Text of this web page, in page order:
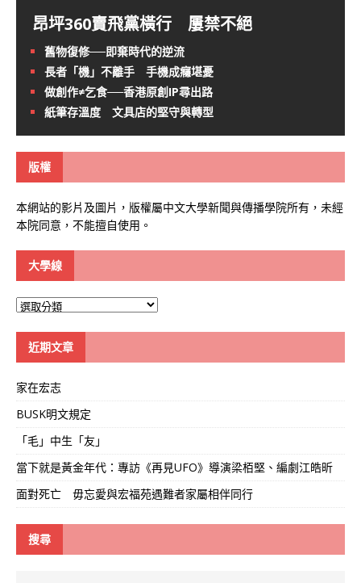
昂坪360賣飛黨橫行 屢禁不絕
舊物復修──即棄時代的逆流
長者「機」不離手 手機成癮堪憂
做創作≠乞食──香港原創IP尋出路
紙筆存溫度 文具店的堅守與轉型
版權
本網站的影片及圖片，版權屬中文大學新聞與傳播學院所有，未經
本院同意，不能擅自使用。
大學線
大
近期文章
家在宏志
BUSK明文規定
「毛」中生「友」
當下就是黃金年代：專訪《再見UFO》導演梁栢堅、編劇江皓昕
面對死亡 毋忘愛與宏福苑遇難者家屬相伴同行
搜尋